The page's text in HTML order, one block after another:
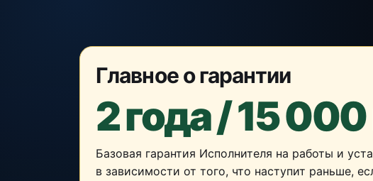
Главное о гарантии
2 года / 15
Базовая гарантия Исполнителя на работы и
в зависимости от того, что наступит раньше,